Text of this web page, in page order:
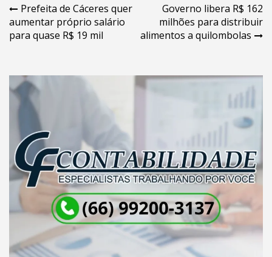
Navegação
de
Prefeita de Cáceres quer
aumentar próprio salário
para quase R$ 19 mil
Governo libera R$ 162
milhões para distribuir
alimentos a quilombolas